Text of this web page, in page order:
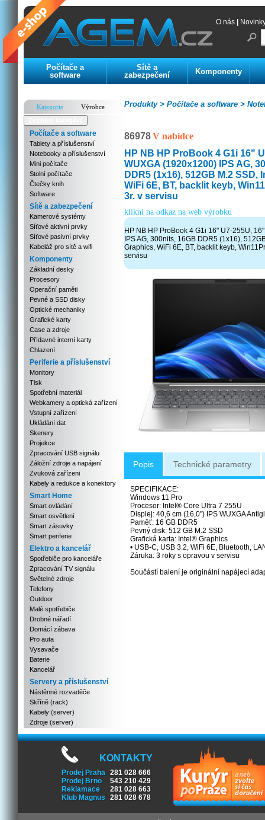
O nás
Počítače a
software
Sítě a
zabezpečení
Komponenty
Kategorie
Výrobce
Počítače a software
Tablety a příslušenství
Notebooky a příslušenství
Mini počítače
Stolní počítače
Čtečky knih
Software
Sítě a zabezpečení
Kamerové systémy
Síťové aktivní prvky
Síťové pasivní prvky
Kabeláž pro sítě a wifi
Komponenty
Základní desky
Procesory
Operační paměti
Pevné a SSD disky
Optické mechaniky
Grafické karty
Case a zdroje
Přídavné interní karty
Chlazení
Periferie a příslušenství
Monitory
Tisk
Spotřební materiál
Webkamery a optická zařízení
Vstupní zařízení
Ukládání dat
Skenery
Projekce
Zpracování USB signálu
Záložní zdroje a napájení
Zvuková zařízeni
Kabely a redukce a konektory
Smart Home
Smart ovládání
Smart osvětlení
Smart zásuvky
Smart periferie
Elektro a kancelář
Spotřebiče pro kanceláře
Zpracování TV signálu
Světelné zdroje
Telefony
Outdoor
Malé spotřebiče
Drobné nářadí
Domácí zábava
Pro auta
Vysavače
Baterie
Kancelář
Servery a příslušenství
Nástěnné rozvaděče
Skříně (rack)
Kabely (server)
Zdroje (server)
Počítače a software >
Produkty >
86978V nabídce
HP NB HP ProBook 4 G1i 16"
WUXGA (1920x1200) IPS AG,
DDR5 (1x16), 512GB M.2 SSD,
WiFi 6E, BT, backlit keyb,
3r. v servisu
klikni na odkaz na web výrobku
HP NB HP ProBook 4 G1i 16" U7-255U,
IPS AG, 300nits, 16GB DDR5 (1x16),
Graphics, WiFi 6E, BT, backlit keyb,
servisu
Popis Technické parametry
SPECIFIKACE:
Windows 11 Pro
Procesor: Intel® Core Ultra 7 255U
Displej: 40,6 cm (16,0") IPS WUXGA
Paměť: 16 GB DDR5
Pevný disk: 512 GB M.2 SSD
Grafická karta: Intel® Graphics
• USB-C, USB 3.2, WiFi 6E, Bluetooth,
Záruka: 3 roky s opravou v servisu
Součástí balení je originální napájecí
KONTAKTY
Prodej Praha 281 028 666
Prodej Brno
543 210 429
Reklamace
281 028 663
Klub Magnus
281 028 678